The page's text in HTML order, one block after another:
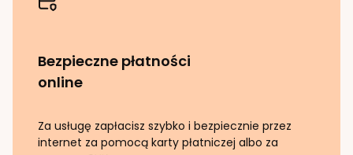
Bezpieczne płatności
online
Za usługę zapłacisz szybko i bezpiecznie przez
internet za pomocą karty płatniczej albo za